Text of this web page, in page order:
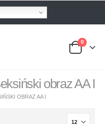
0
obraz AA I
OBRAZ AA I